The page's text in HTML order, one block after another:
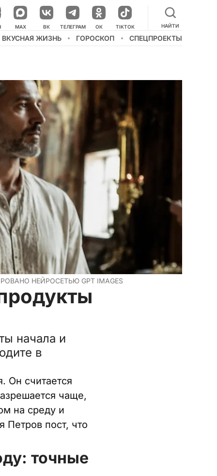
НАШ КАНАЛ В МЕССЕНДЖЕРЕ
MAX ВК ТЕЛЕГРАМ ОК TIKTOK НАЙТИ
ВКУСНАЯ ЖИЗНЬ ГОРОСКОП СПЕЦПРОЕКТЫ
НЕЙРОСЕТЬЮ GPT IMAGES
начала и
в
Он считается
чаще,
на среду и
Петров пост, что
точные